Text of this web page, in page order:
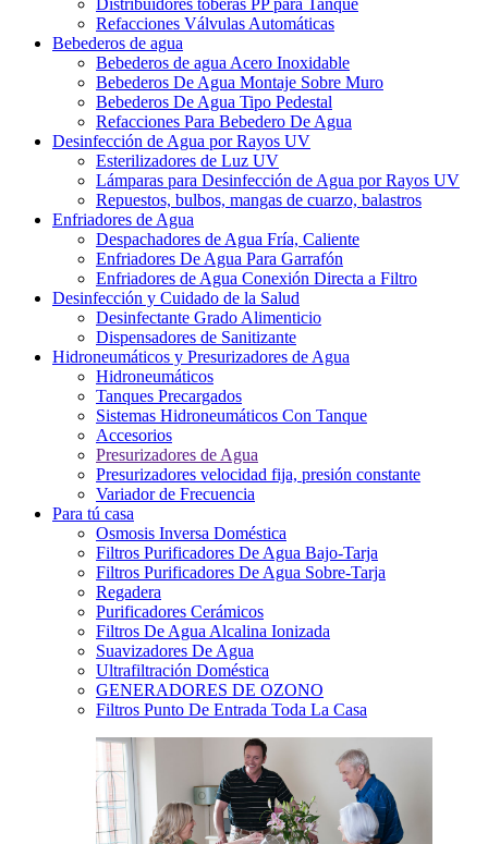
Distribuidores toberas PP para Tanque
Refacciones Válvulas Automáticas
Bebederos de agua
Bebederos de agua Acero Inoxidable
Bebederos De Agua Montaje Sobre Muro
Bebederos De Agua Tipo Pedestal
Refacciones Para Bebedero De Agua
Desinfección de Agua por Rayos UV
Esterilizadores de Luz UV
Lámparas para Desinfección de Agua por Rayos UV
Repuestos, bulbos, mangas de cuarzo, balastros
Enfriadores de Agua
Despachadores de Agua Fría, Caliente
Enfriadores De Agua Para Garrafón
Enfriadores de Agua Conexión Directa a Filtro
Desinfección y Cuidado de la Salud
Desinfectante Grado Alimenticio
Dispensadores de Sanitizante
Hidroneumáticos y Presurizadores de Agua
Hidroneumáticos
Tanques Precargados
Sistemas Hidroneumáticos Con Tanque
Accesorios
Presurizadores de Agua
Presurizadores velocidad fija, presión constante
Variador de Frecuencia
Para tú casa
Osmosis Inversa Doméstica
Filtros Purificadores De Agua Bajo-Tarja
Filtros Purificadores De Agua Sobre-Tarja
Regadera
Purificadores Cerámicos
Filtros De Agua Alcalina Ionizada
Suavizadores De Agua
Ultrafiltración Doméstica
GENERADORES DE OZONO
Filtros Punto De Entrada Toda La Casa